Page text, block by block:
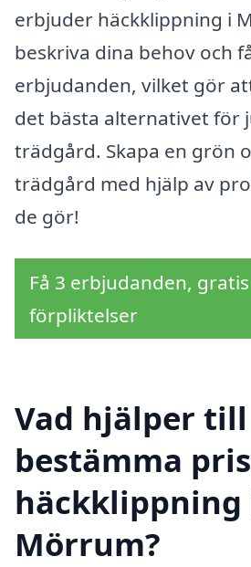
erbjuder häckklippning i
beskriva dina behov och
erbjudanden, vilket gör
det bästa alternativet för
trädgård. Skapa en grön
trädgård med hjälp av
de gör!
Få 3 erbjudanden,
förpliktelser
Vad hjälper
bestämma
häckklippning
Mörrum?